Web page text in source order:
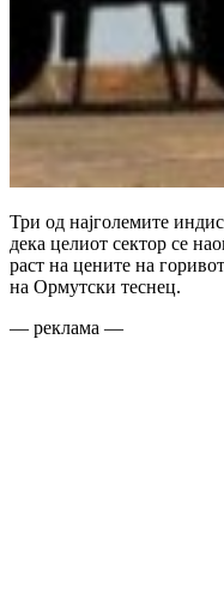
Три од најголемите
дека целиот сектор се
раст на цените на
на Ормутски теснец.
— реклама —